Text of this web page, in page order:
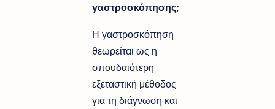
γαστροσκόπησης;
Η γαστροσκόπηση
θεωρείται ως η
σπουδαιότερη
εξεταστική μέθοδος
για τη διάγνωση και